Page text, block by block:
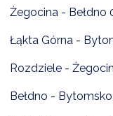
Żegocina - Bełdno
Łąkta Górna -
Rozdziele -
Bełdno - Bytomsko